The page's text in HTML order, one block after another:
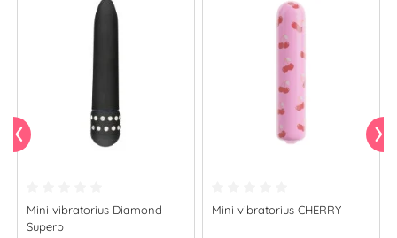
Mini vibratorius Diamond
Superb
Mini vibratorius CHERRY